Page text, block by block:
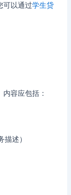
可以通过学生贷
容应包括：
述）